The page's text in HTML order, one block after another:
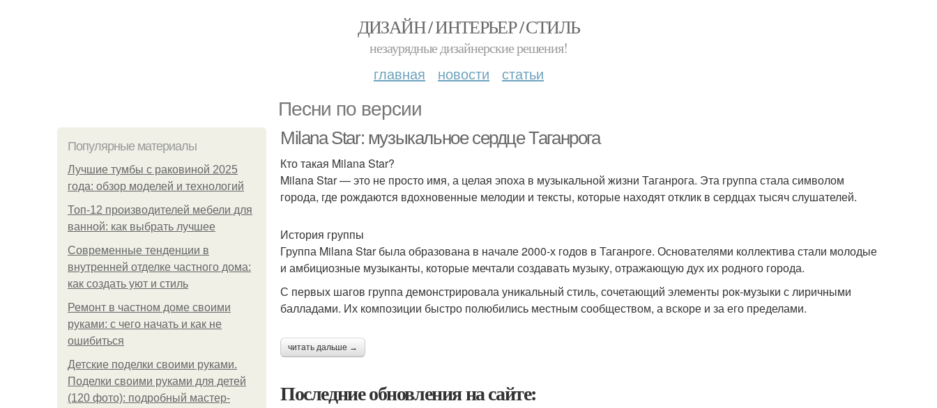
ДИЗАЙН / ИНТЕРЬЕР / СТИЛЬ
незаурядные дизайнерские решения!
главная новости статьи
Песни по версии
Популярные материалы
Лучшие тумбы с раковиной 2025
года: обзор моделей и технологий
Топ-12 производителей мебели для
ванной: как выбрать лучшее
Современные тенденции в
внутренней отделке частного дома:
как создать уют и стиль
Ремонт в частном доме своими
руками: с чего начать и как не
ошибиться
Детские поделки своими руками.
Поделки своими руками для детей
(120 фото): подробный мастер-
Milana Star: музыкальное сердце Таганрога
Кто такая Milana Star?
Milana Star — это не просто имя, а целая эпоха в музыкальной жизни Таганрога. Эта группа стала символом
города, где рождаются вдохновенные мелодии и тексты, которые находят отклик в сердцах тысяч слушателей.
История группы
Группа Milana Star была образована в начале 2000-х годов в Таганроге. Основателями коллектива стали молодые
и амбициозные музыканты, которые мечтали создавать музыку, отражающую дух их родного города.
С первых шагов группа демонстрировала уникальный стиль, сочетающий элементы рок-музыки с лиричными
балладами. Их композиции быстро полюбились местным сообществом, а вскоре и за его пределами.
читать дальше →
Последние обновления на сайте: